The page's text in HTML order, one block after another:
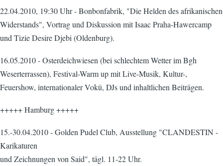
22.04.2010, 19:30 Uhr - Bonbonfabrik, "Die Helden des afrikanischen
Widerstands", Vortrag und Diskussion mit Isaac Praha-Hawercamp
und Tizie Desire Djebi (Oldenburg).
16.05.2010 - Osterdeichwiesen (bei schlechtem Wetter im Bgh
Weserterrassen), Festival-Warm up mit Live-Musik, Kultur-,
Feuershow, internationaler Vokü, DJs und inhaltlichen Beiträgen.
+++++ Hamburg +++++
15.-30.04.2010 - Golden Pudel Club, Ausstellung "CLANDESTIN -
Karikaturen
und Zeichnungen von Said", tägl. 11-22 Uhr.